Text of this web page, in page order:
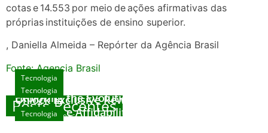
cotas e 14.553 por meio de ações afirmativas das
próprias instituições de ensino superior.
, Daniella Almeida – Repórter da Agência Brasil
Fonte: Agencia Brasil
Posts Recentes
Tecnologia
Exploring the Evolution of Online Slot Games
agosto 7, 2026
Tecnologia
Unlock Exclusive Rewards at The Big Dog
House
Tecnologia
Sicurezza e Affidabilità di Mr Nulls Wicked
Wares
Tecnologia